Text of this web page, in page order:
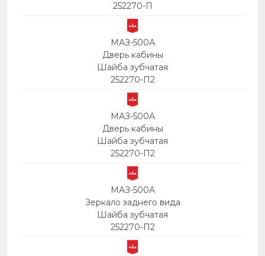
252270-П
МАЗ-500А
Дверь кабины
Шайба зубчатая
252270-П2
МАЗ-500А
Дверь кабины
Шайба зубчатая
252270-П2
МАЗ-500А
Зеркало заднего вида
Шайба зубчатая
252270-П2